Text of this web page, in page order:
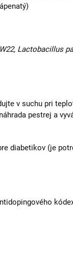
Lactobacillus
v suchu pri
pestrej a
diabetikov (je